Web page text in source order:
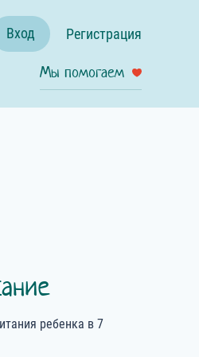
Мы помогаем
Регистрация
Вход
ребенка в 7